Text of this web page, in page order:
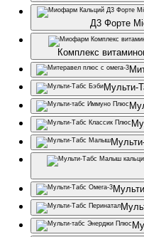
Д3 Форте
Комплекс
Мульти-